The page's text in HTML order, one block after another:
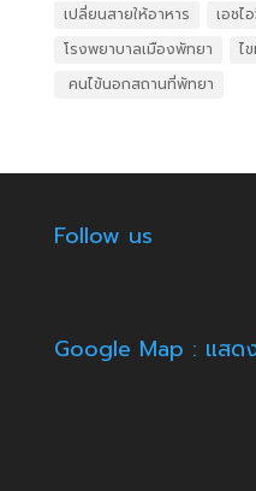
เปลี่ยนสายให้อาหาร
เอชไ
โรงพยาบาลเมืองพัทยา
ไ
​ คนไข้นอกสถานที่พัทยา
Follow us
Google Map : แสด